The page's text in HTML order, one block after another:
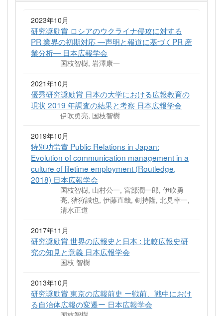
2023年10月
研究奨励賞 ロシアのウクライナ侵攻に対する
PR 業界の初期対応 ―声明と報道に基づくPR 産
業分析― 日本広報学会
国枝智樹, 岩澤康一
2021年10月
優秀研究奨励賞 日本の大学における広報教育の
現状 2019 年調査の結果と考察 日本広報学会
伊吹勇亮, 国枝智樹
2019年10月
特別功労賞 Public Relations in Japan:
Evolution of communication management in a
culture of lifetime employment (Routledge,
2018) 日本広報学会
国枝智樹, 山村公一, 宮部潤一郎, 伊吹勇
亮, 猪狩誠也, 伊藤直哉, 剣持隆, 北見幸一,
清水正道
2017年11月
研究奨励賞 世界の広報史と日本 : 比較広報史研
究の知見と意義 日本広報学会
国枝 智樹
2013年10月
研究奨励賞 東京の広報前史 ー戦前、戦中におけ
る自治体広報の変遷ー 日本広報学会